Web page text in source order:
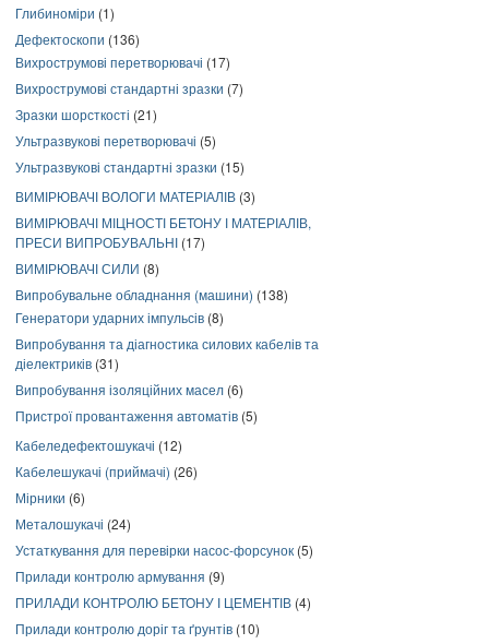
Глибиноміри (1)
Дефектоскопи (136)
Вихрострумові перетворювачі (17)
Вихрострумові стандартні зразки (7)
Зразки шорсткості (21)
Ультразвукові перетворювачі (5)
Ультразвукові стандартні зразки (15)
ВИМІРЮВАЧІ ВОЛОГИ МАТЕРІАЛІВ (3)
ВИМІРЮВАЧІ МІЦНОСТІ БЕТОНУ І МАТЕРІАЛІВ,
ПРЕСИ ВИПРОБУВАЛЬНІ (17)
ВИМІРЮВАЧІ СИЛИ (8)
Випробувальне обладнання (машини) (138)
Генератори ударних імпульсів (8)
Випробування та діагностика силових кабелів та
діелектриків (31)
Випробування ізоляційних масел (6)
Пристрої провантаження автоматів (5)
Кабеледефектошукачі (12)
Кабелешукачі (приймачі) (26)
Мірники (6)
Металошукачі (24)
Устаткування для перевірки насос-форсунок (5)
Прилади контролю армування (9)
ПРИЛАДИ КОНТРОЛЮ БЕТОНУ І ЦЕМЕНТІВ (4)
Прилади контролю доріг та ґрунтів (10)